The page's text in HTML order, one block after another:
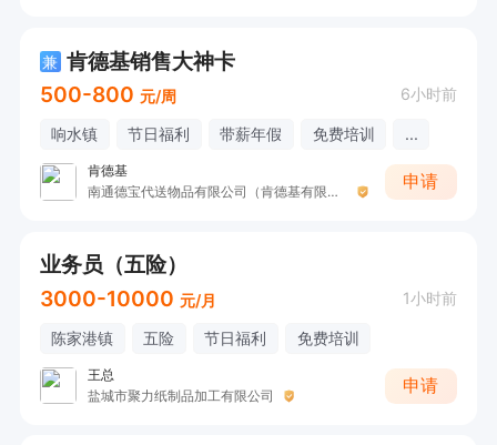
兼 肯德基销售大神卡
500-800 元/周 6小时前
响水镇 节日福利 带薪年假 免费培训 ...
肯德基
南通德宝代送物品有限公司（肯德基有限公司）
申请
业务员（五险）
3000-10000 元/月 1小时前
陈家港镇 五险 节日福利 免费培训
王总
盐城市聚力纸制品加工有限公司
申请